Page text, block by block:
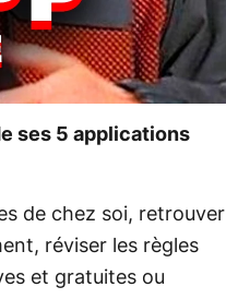
ses 5 applications
de chez soi, retrouver
réviser les règles
et gratuites ou